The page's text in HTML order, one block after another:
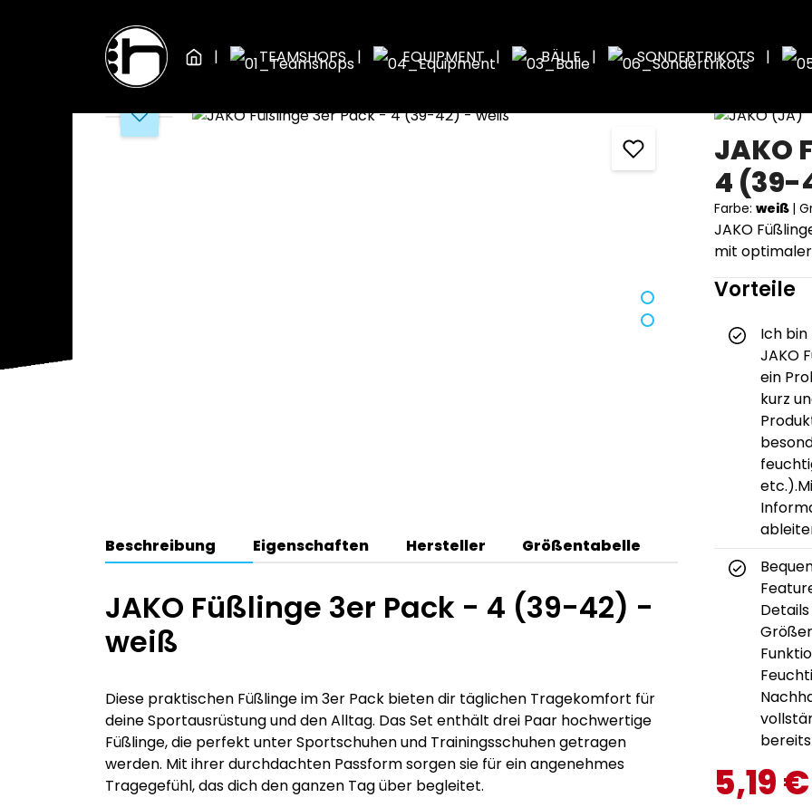
Zum Hauptinhalt springen
Zur Hauptnavigation springen
TEAMSHOPS
EQUIPMENT BÄLLE SONDERTRIKOTS
Bildergalerie überspringen
JAKO
(39-
Farbe: weiß |
JAKO
mit
Vorteile
Ich
JAKO
ein
kurz
5,19 €
Beschreibung Eigenschaften Hersteller Größentabelle
JAKO Füßlinge 3er Pack - 4 (39-42) -
weiß
Diese praktischen Füßlinge im 3er Pack bieten dir täglichen Tragekomfort für
deine Sportausrüstung und den Alltag. Das Set enthält drei Paar hochwertige
Füßlinge, die perfekt unter Sportschuhen und Trainingsschuhen getragen
werden. Mit ihrer durchdachten Passform sorgen sie für ein angenehmes
Tragegefühl, das dich den ganzen Tag über begleitet.